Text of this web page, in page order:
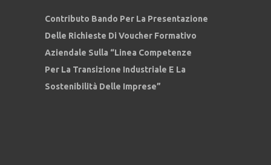
Contributo Bando Per La Presentazione
Delle Richieste Di Voucher Formativo
Aziendale Sulla “Linea Competenze
Per La Transizione Industriale E La
Sostenibilità Delle Imprese”